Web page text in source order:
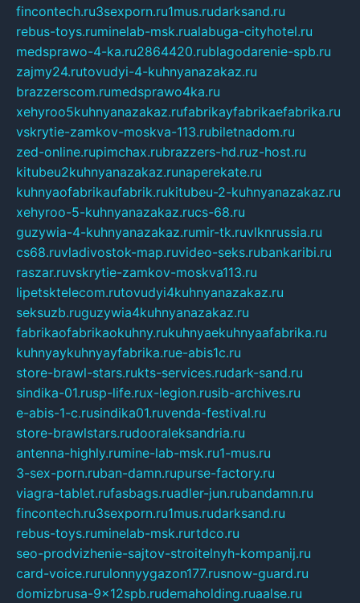
fincontech.ru3sexporn.ru1mus.rudarksand.ru
rebus-toys.ruminelab-msk.rualabuga-cityhotel.ru
medsprawo-4-ka.ru2864420.rublagodarenie-spb.ru
zajmy24.rutovudyi-4-kuhnyanazakaz.ru
brazzerscom.rumedsprawo4ka.ru
xehyroo5kuhnyanazakaz.rufabrikayfabrikaefabrika.ru
vskrytie-zamkov-moskva-113.rubiletnadom.ru
zed-online.rupimchax.rubrazzers-hd.ruz-host.ru
kitubeu2kuhnyanazakaz.runaperekate.ru
kuhnyaofabrikaufabrik.rukitubeu-2-kuhnyanazakaz.ru
xehyroo-5-kuhnyanazakaz.rucs-68.ru
guzywia-4-kuhnyanazakaz.rumir-tk.ruvlknrussia.ru
cs68.ruvladivostok-map.ruvideo-seks.rubankaribi.ru
raszar.ruvskrytie-zamkov-moskva113.ru
lipetsktelecom.rutovudyi4kuhnyanazakaz.ru
seksuzb.ruguzywia4kuhnyanazakaz.ru
fabrikaofabrikaokuhny.rukuhnyaekuhnyaafabrika.ru
kuhnyaykuhnyayfabrika.rue-abis1c.ru
store-brawl-stars.rukts-services.rudark-sand.ru
sindika-01.rusp-life.rux-legion.rusib-archives.ru
e-abis-1-c.rusindika01.ruvenda-festival.ru
store-brawlstars.rudooraleksandria.ru
antenna-highly.rumine-lab-msk.ru1-mus.ru
3-sex-porn.ruban-damn.rupurse-factory.ru
viagra-tablet.rufasbags.ruadler-jun.rubandamn.ru
fincontech.ru3sexporn.ru1mus.rudarksand.ru
rebus-toys.ruminelab-msk.rurtdco.ru
seo-prodvizhenie-sajtov-stroitelnyh-kompanij.ru
card-voice.rurulonnyygazon177.rusnow-guard.ru
domizbrusa-9x12spb.rudemaholding.ruaalse.ru